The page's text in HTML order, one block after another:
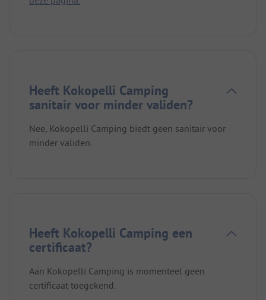
Heeft Kokopelli Camping
sanitair voor minder validen?
Nee, Kokopelli Camping biedt geen sanitair voor
minder validen.
Heeft Kokopelli Camping een
certificaat?
Aan Kokopelli Camping is momenteel geen
certificaat toegekend.